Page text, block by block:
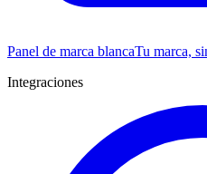
Panel de marca blancaTu marca,
Integraciones